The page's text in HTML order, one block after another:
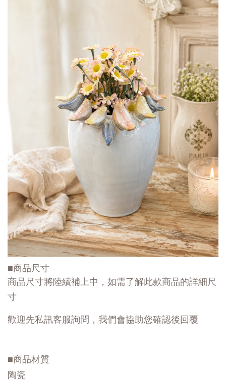
■商品尺寸
商品尺寸將陸續補上中，如需了解此款商品的詳細尺
寸
歡迎先私訊客服詢問，我們會協助您確認後回覆
■商品材質
陶瓷